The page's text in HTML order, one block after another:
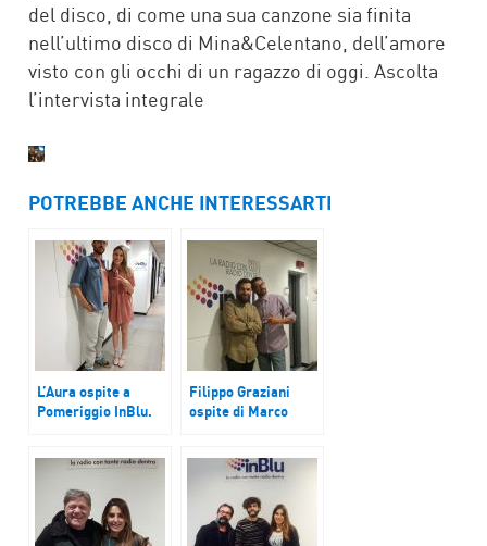
del disco, di come una sua canzone sia finita
nell’ultimo disco di Mina&Celentano, dell’amore
visto con gli occhi di un ragazzo di oggi. Ascolta
l’intervista integrale
POTREBBE ANCHE INTERESSARTI
L’Aura ospite a
Pomeriggio InBlu.
Filippo Graziani
ospite di Marco
l’intervista